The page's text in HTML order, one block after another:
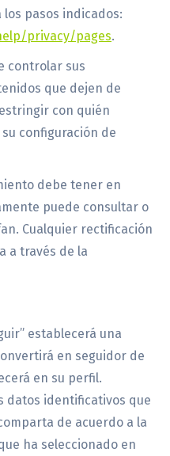
pasos indicados:
privacy/pages.
controlar sus
que dejen de
con quién
configuración de
debe tener en
puede consultar o
Cualquier rectificación
a través de la
establecerá una
en seguidor de
en su perfil.
datos identificativos que
de acuerdo a la
ha seleccionado en